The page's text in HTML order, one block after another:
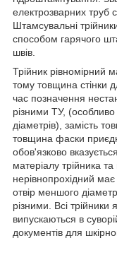
електрозварних труб
Штамсувальні
способом гарячого
швів.
Трійник рівномірний
тому товщина стінки
час позначення
різними ТУ, (особливо
діаметрів), замість
товщина фаски
обов'язково
матеріалу трійника
нерівнопрохідний має
отвір меншого
різними. Всі трійники
випускаються в
документів для